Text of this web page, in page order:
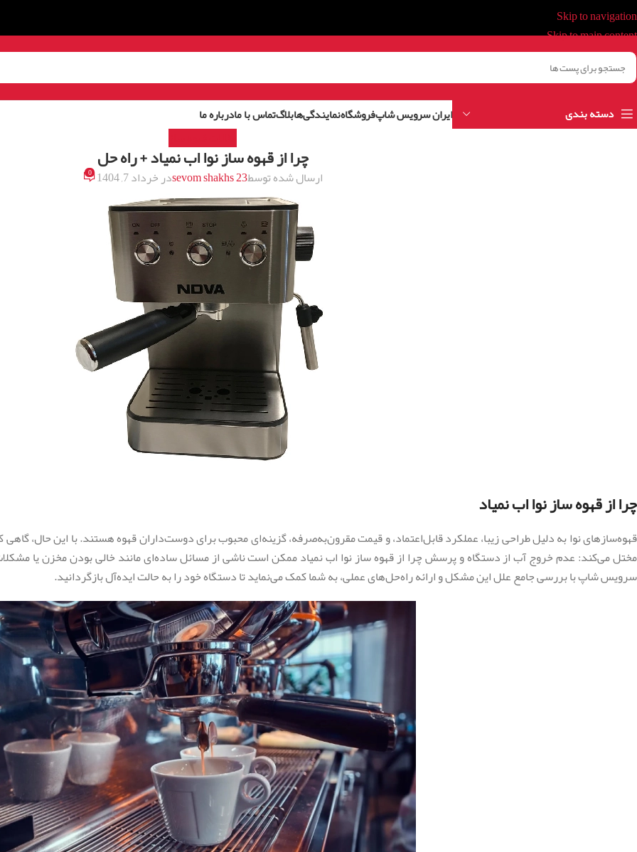
Skip to navigation
Skip to main content
دسته بندی ایران سرویس شاپفروشگاهنمایندگی‌هابلاگتماس با مادرباره ما
چرا از قهوه ساز نوا اب نمیاد + راه حل
ارسال شده توسطsevom shakhs 23در خرداد 7, 1404 0
چرا از قهوه ساز نوا اب نمیاد
قهوه‌سازهای نوا به دلیل طراحی زیبا، عملکرد قابل‌اعتماد، و قیمت مقرون‌به‌صرفه، گزینه‌ای محبوب برای دوست‌داران قهوه هستند. با این حال،
مختل می‌کند: عدم خروج آب از دستگاه و پرسش چرا از قهوه ساز نوا اب نمیاد ممکن است ناشی از مسائل ساده‌ای مانند خالی بودن مخزن یا مشکلات
سرویس شاپ با بررسی جامع علل این مشکل و ارائه راه‌حل‌های عملی، به شما کمک می‌‌نماید تا دستگاه خود را به حالت ایده‌آل بازگردانید.